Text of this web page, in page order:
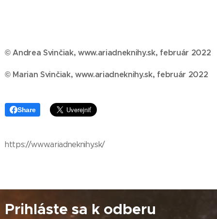
© Andrea Svinčiak, www.ariadneknihy.sk, február 2022
© Marian Svinčiak, www.ariadneknihy.sk, február 2022
Share
https://www.ariadneknihy.sk/
Prihláste sa k odberu